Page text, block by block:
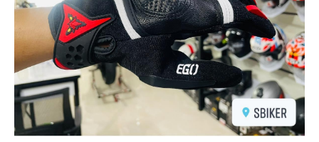
BỘ
XE
STOP
AND
GO
PHỤ
KIỆN
MOTOWOLF